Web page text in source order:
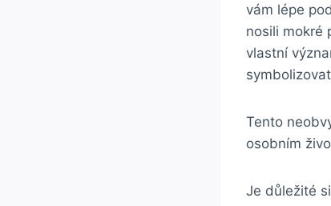
vám lépe
nosili mokré
vlastní
Tento
osobním
Je důležité